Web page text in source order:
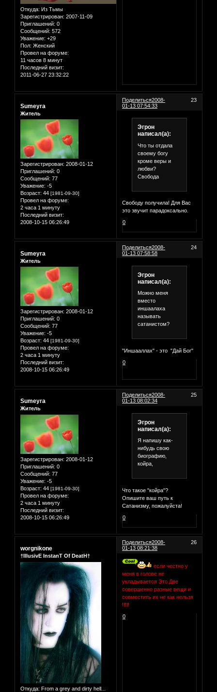
Откуда: Из Тьмы
Зарегистрирован: 2007-11-09
Приглашений: 0
Сообщений: 572
Уважение: +29
Пол: Женский
Провел на форуме:
11 часов 8 минут
Последний визит:
2011-06-27 23:32:22
Поделиться 23
2008-
01-13 07:54:33
Sumeyra
Житель
Зарегистрирован: 2008-01-12
Приглашений: 0
Сообщений: 77
Уважение: -5
Возраст: 44 [1981-09-30]
Провел на форуме:
2 часа 1 минуту
Последний визит:
2008-10-15 06:26:49
Эгрон
написал(а):
Что ты отдала
своему богу
кроме веры и
любви?
Свобода
Cвободу получила! Для Вас
это звучит парадоксально.
0
Поделиться 24
2008-
01-13 07:58:58
Sumeyra
Житель
Зарегистрирован: 2008-01-12
Приглашений: 0
Сообщений: 77
Уважение: -5
Возраст: 44 [1981-09-30]
Провел на форуме:
2 часа 1 минуту
Последний визит:
2008-10-15 06:26:49
Эгрон
написал(а):
Можно меня
вместо
иншаалаха
называть
сатанистом?
"Иншааллах" - это "Дай Бог"
0
Поделиться 25
2008-
01-13 08:02:34
Sumeyra
Житель
Зарегистрирован: 2008-01-12
Приглашений: 0
Сообщений: 77
Уважение: -5
Возраст: 44 [1981-09-30]
Провел на форуме:
2 часа 1 минуту
Последний визит:
2008-10-15 06:26:49
Эгрон
написал(а):
Я напишу как-
нибудь свою
биографию,
койра,
Что такое "койра"?
Опишите ваш путь к
Сатанизму, пожалуйста!
0
Поделиться 26
2008-
01-13 08:21:38
worgnikone
†IllusivE InstanT Of DeatH†
Откуда: From a grey and dirty hell...
если честно у
меня в голове не
укладывается Это Две
совершенно разные вещи и
совместить их не как нельзя
!!!!!
0